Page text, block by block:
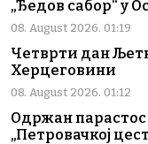
„Ђедов сабор“ у
08. August 2026. 01:19
Четврти дан
Херцеговини
08. August 2026. 01:12
Одржан
„Петровачкој